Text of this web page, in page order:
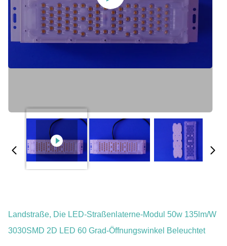
Landstraße, Die LED-Straßenlaterne-Modul 50w 135lm/w
3030SMD 2D LED 60 Grad-Öffnungswinkel Beleuchtet